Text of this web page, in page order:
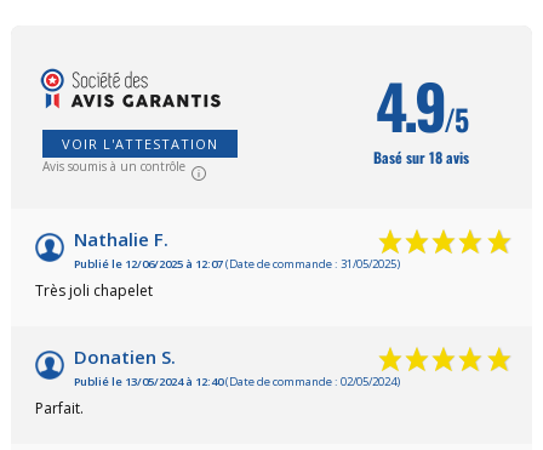
VOIR L'ATTESTATION
Avis soumis à un contrôle
4.9/5
Basé sur 18 avis
Nathalie F.
Publié le 12/06/2025 à 12:07(Date de commande : 31/05/2025)
Très joli chapelet
Donatien S.
Publié le 13/05/2024 à 12:40(Date de commande : 02/05/2024)
Parfait.